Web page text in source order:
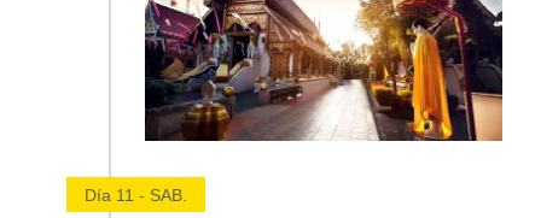
Día 11 - SAB.